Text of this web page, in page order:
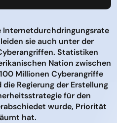
Internetdurchdringungsrate
sie auch unter der
Statistiken
Nation zwischen
Millionen Cyberangriffe
Regierung der Erstellung
für den
wurde, Priorität
hat.